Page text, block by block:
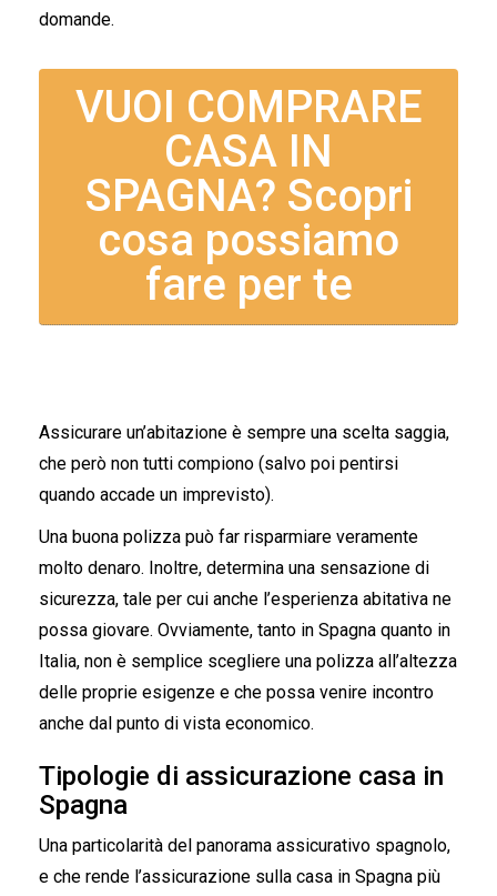
domande.
VUOI COMPRARE
CASA IN
SPAGNA? Scopri
cosa possiamo
fare per te
Assicurare un’abitazione è sempre una scelta saggia,
che però non tutti compiono (salvo poi pentirsi
quando accade un imprevisto).
Una buona polizza può far risparmiare veramente
molto denaro. Inoltre, determina una sensazione di
sicurezza, tale per cui anche l’esperienza abitativa ne
possa giovare. Ovviamente, tanto in Spagna quanto in
Italia, non è semplice scegliere una polizza all’altezza
delle proprie esigenze e che possa venire incontro
anche dal punto di vista economico.
Tipologie di assicurazione casa in
Spagna
Una particolarità del panorama assicurativo spagnolo,
e che rende l’assicurazione sulla casa in Spagna più